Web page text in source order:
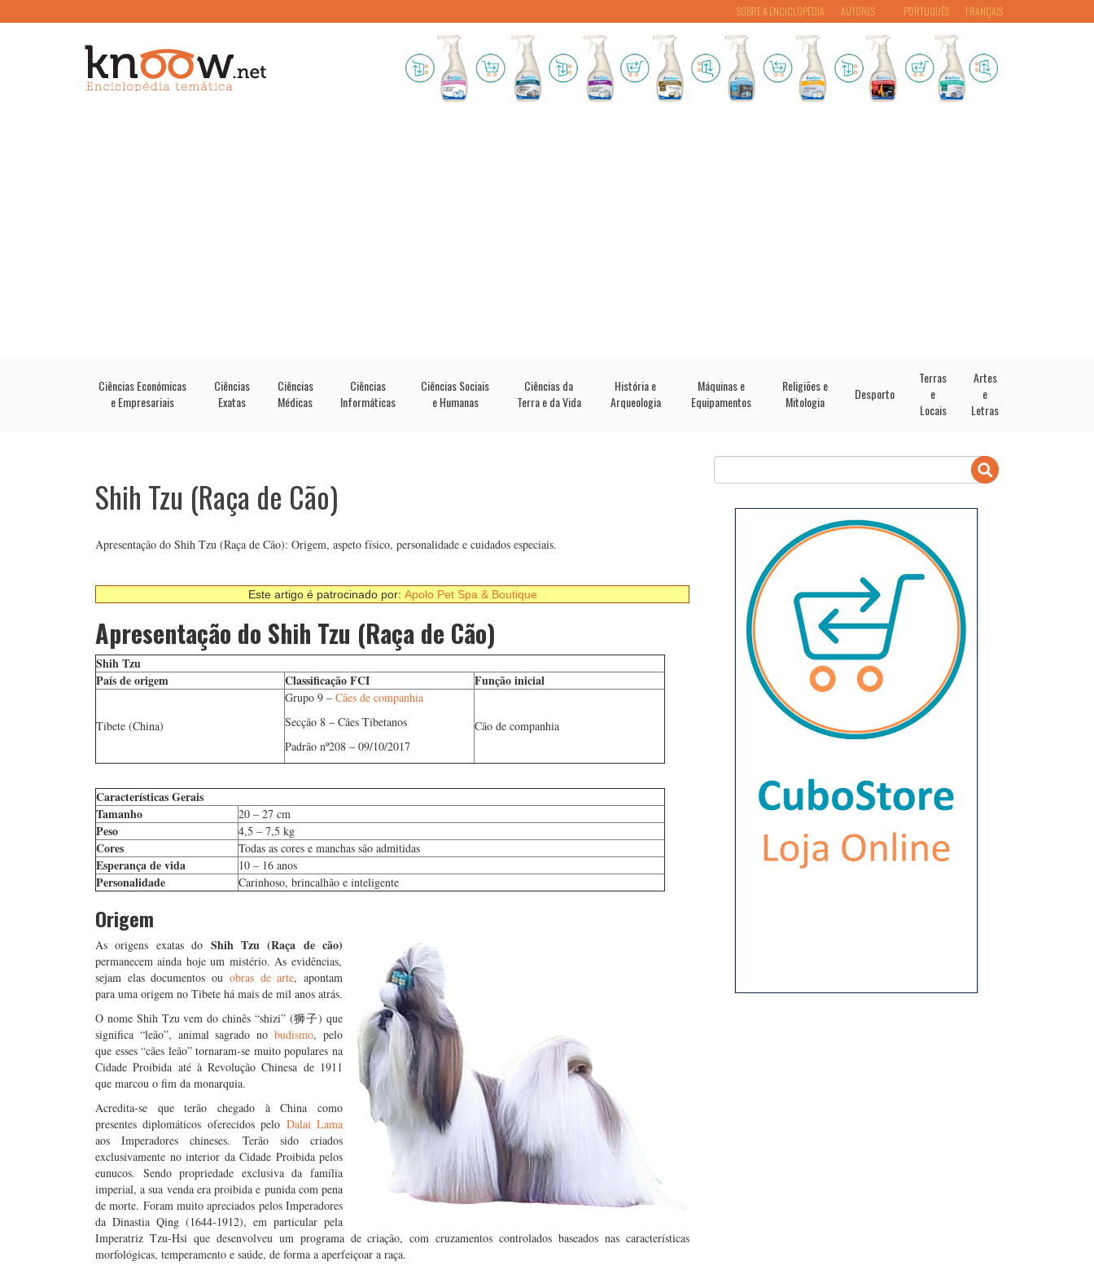
PORTUGUÊS FRANÇAIS
SOBRE A ENCICLOPÉDIA AUTORES
Ciências Económicas
e Empresariais
Ciências
Exatas
Ciências
Médicas
Ciências
Informáticas
Ciências Sociais
e Humanas
Ciências da
Terra e da Vida
História e
Arqueologia
Máquinas e
Equipamentos
Religiões e
Mitologia
Desporto
Terras
e
Locais
Artes
e
Letras
Shih Tzu (Raça de Cão)
Apresentação do Shih Tzu (Raça de Cão): Origem, aspeto físico, personalidade e cuidados especiais.
Este artigo é patrocinado por: Apolo Pet Spa & Boutique
Apresentação do Shih Tzu (Raça de Cão)
Shih Tzu
País de origem
Classificação FCI Função inicial
Tibete (China)
Grupo 9 – Cães de companhia
Secção 8 – Cães Tibetanos
Padrão nº208 – 09/10/2017
Cão de companhia
Características Gerais
Tamanho
20 – 27 cm
Peso 4,5 – 7,5 kg
Cores Todas as cores e manchas são admitidas
Esperança de vida 10 – 16 anos
Personalidade Carinhoso, brincalhão e inteligente
Origem
As origens exatas do Shih Tzu (Raça de cão)
permanecem ainda hoje um mistério. As evidências,
sejam elas documentos ou obras de arte, apontam
para uma origem no Tibete há mais de mil anos atrás.
O nome Shih Tzu vem do chinês “shizi” (狮子) que
significa “leão”, animal sagrado nobudismo, pelo
que esses “cães leão” tornaram-se muito populares na
Cidade Proibida até à Revolução Chinesa de 1911
que marcou o fim da monarquia.
Acredita-se que terão chegado à China como
presentes diplomáticos oferecidos pelo Dalai Lama
aos Imperadores chineses. Terão sido criados
exclusivamente no interior da Cidade Proibida pelos
eunucos. Sendo propriedade exclusiva da família
imperial, a sua venda era proibida e punida com pena
de morte. Foram muito apreciados pelos Imperadores
da Dinastia Qing (1644-1912), em particular pela
Imperatriz Tzu-Hsi que desenvolveu um programa de criação, com cruzamentos controlados baseados nas características
morfológicas, temperamento e saúde, de forma a aperfeiçoar a raça.